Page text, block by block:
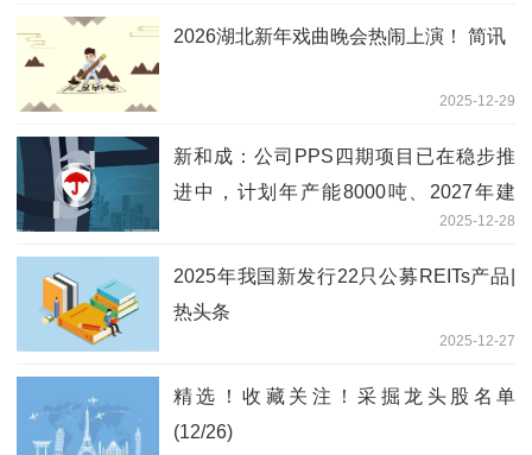
2026湖北新年戏曲晚会热闹上演！ 简讯
2025-12-29
新和成：公司PPS四期项目已在稳步推
进中，计划年产能8000吨、2027年建
成，生物基和常规产品均可以生产2025-12-28
2025年我国新发行22只公募REITs产品|
热头条
2025-12-27
精选！收藏关注！采掘龙头股名单
(12/26)